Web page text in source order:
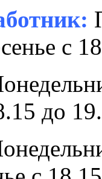
с
до